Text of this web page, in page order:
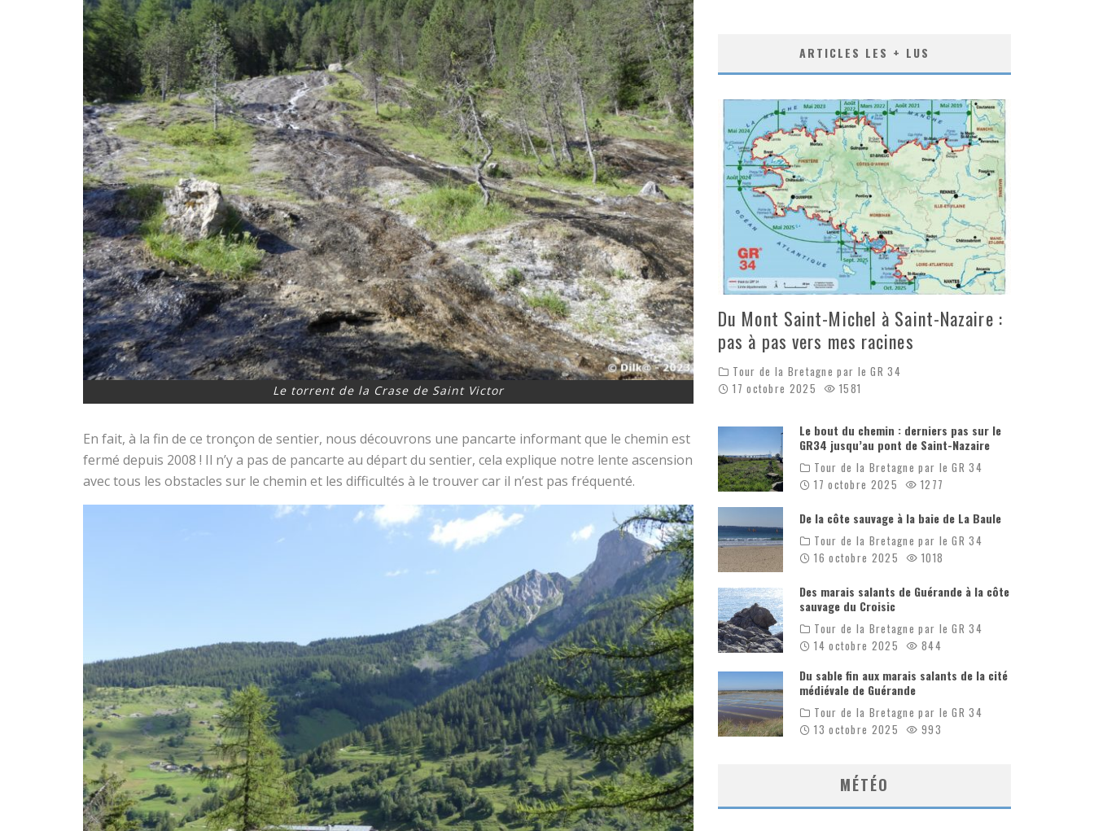
Le torrent de la Crase de Saint Victor
En fait, à la fin de ce tronçon de sentier, nous découvrons une pancarte informant que le chemin est
fermé depuis 2008 ! Il n’y a pas de pancarte au départ du sentier, cela explique notre lente ascension
avec tous les obstacles sur le chemin et les difficultés à le trouver car il n’est pas fréquenté.
ARTICLES LES + LUS
Du Mont Saint-Michel à Saint-Nazaire :
pas à pas vers mes racines
Tour de la Bretagne par le GR 34
17 octobre 2025
1581
Le bout du chemin : derniers pas sur le
GR34 jusqu’au pont de Saint-Nazaire
Tour de la Bretagne par le GR 34
17 octobre 2025
1277
De la côte sauvage à la baie de La Baule
Tour de la Bretagne par le GR 34
16 octobre 2025
1018
Des marais salants de Guérande à la côte
sauvage du Croisic
Tour de la Bretagne par le GR 34
14 octobre 2025
844
Du sable fin aux marais salants de la cité
médiévale de Guérande
Tour de la Bretagne par le GR 34
13 octobre 2025
993
MÉTÉO